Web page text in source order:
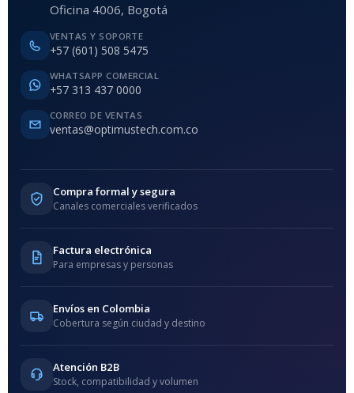
Oficina 4006, Bogotá
VENTAS Y SOPORTE
+57 (601) 508 5475
WHATSAPP COMERCIAL
+57 313 437 0000
CORREO DE VENTAS
ventas@optimustech.com.co
Compra formal y segura
Canales comerciales verificados
Factura electrónica
Para empresas y personas
Envíos en Colombia
Cobertura según ciudad y destino
Atención B2B
Stock, compatibilidad y volumen